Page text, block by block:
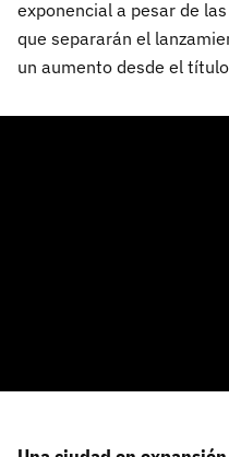
exponencial a pesar de
que separarán el
un aumento desde el